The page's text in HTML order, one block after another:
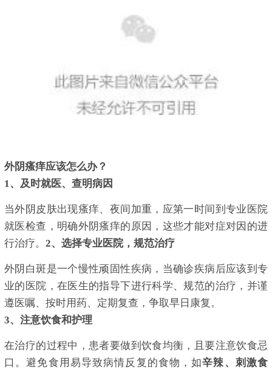
外阴瘙痒应该怎么办？
1、及时就医、查明病因
当外阴皮肤出现瘙痒、夜间加重，应第一时间到专业医院
就医检查，明确外阴瘙痒的原因，这些才能对症对因的进
行治疗。 2、选择专业医院，规范治疗
外阴白斑是一个慢性顽固性疾病，当确诊疾病后应该到专
业的医院，在医生的指导下进行科学、规范的治疗，并谨
遵医嘱、按时用药、定期复查，争取早日康复。
3、注意饮食和护理
在治疗的过程中，患者要做到饮食均衡，且要注意饮食忌
口。避免食用易导致病情反复的食物，如辛辣、刺激食